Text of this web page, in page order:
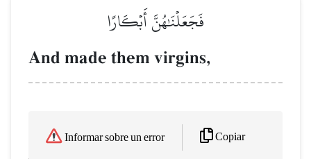
فَجَعَلۡنَٰهُنَّ أَبۡكَارًا
And made them virgins,
Informar sobre un error Copiar